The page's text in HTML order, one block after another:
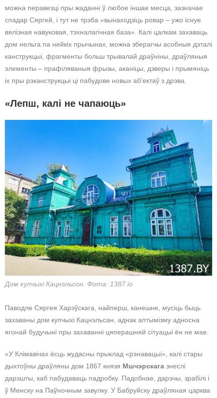
можна перавезці пры жаданні ў любое іншае месца, зазначае
спадар Сяргей, і тут не трэба «вынаходзіць ровар – ужо існуе
вялізная навуковая, тэхналагічная база». Калі цалкам захаваць
дом нельга па нейкіх прычынах, можна зберагчы асобныя дэталі
канструкцыі, фрагменты больш трывалай драўніны, драўляныя
элементы – прафіляваныя фрызы, аканіцы, дзверы і прымяніць
іх пры рэканструкцыі ці пабудове новых аб’ектаў з дрэва.
«Лепш, калі не чапаюць»
Дом купчыхі Кацнэльсон. Фота: 1387.io
Паводле Сяргея Харэўскага, найперш, канешне, мусіць быць
захаваны дом купчыхі Кацнэльсан, аднак аптымізму адносна
ягонай будучыні пры захаванні цяперашняй сітуацыі ён не мае.
«У Клімавічах ёсць жудасны прыклад «рэнавацыі», калі стары
дыхтоўны драўляны дом 1867 князя Мшчэрскага знеслі
дарэшты, каб пабудаваць падробку. Падобнае, дарэчы, зрабілі і
ў Менску на Паўночным завулку. У Бабруйску драўляная царква